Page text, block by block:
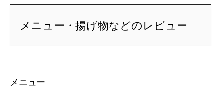
メニュー・揚げ物などのレビュー
メニュー